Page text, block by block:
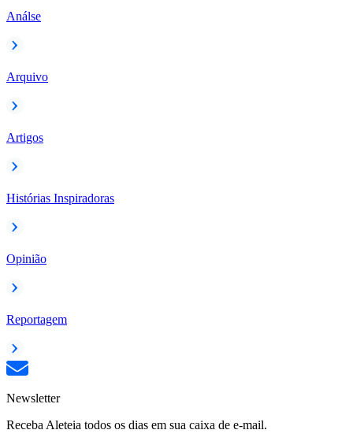
Análse
Arquivo
Artigos
Histórias Inspiradoras
Opinião
Reportagem
Newsletter
Receba Aleteia todos os dias em sua caixa de e-mail.